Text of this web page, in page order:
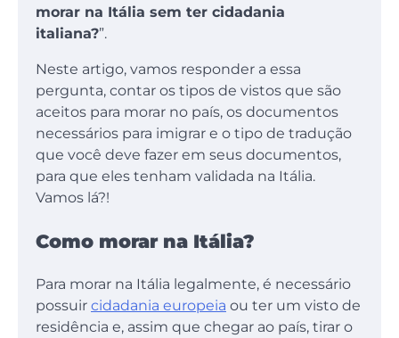
morar na Itália sem ter cidadania
italiana?”.
Neste artigo, vamos responder a essa
pergunta, contar os tipos de vistos que são
aceitos para morar no país, os documentos
necessários para imigrar e o tipo de tradução
que você deve fazer em seus documentos,
para que eles tenham validada na Itália.
Vamos lá?!
Como morar na Itália?
Para morar na Itália legalmente, é necessário
possuir cidadania europeia ou ter um visto de
residência e, assim que chegar ao país, tirar o